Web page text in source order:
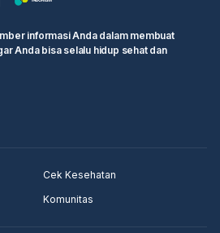
informasi Anda dalam membuat
Anda bisa selalu hidup sehat dan
Cek Kesehatan
Komunitas